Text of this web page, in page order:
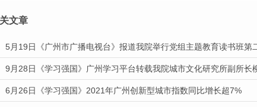
文章
9月28日《学习强国》广州学习平台转载我院城市文化研究所副所长
6月26日《学习强国》2021年广州创新型城市指数同比增长超7%